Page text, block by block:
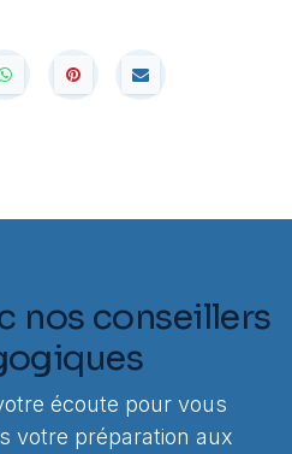
nos conseillers
écoute pour vous
votre préparation aux